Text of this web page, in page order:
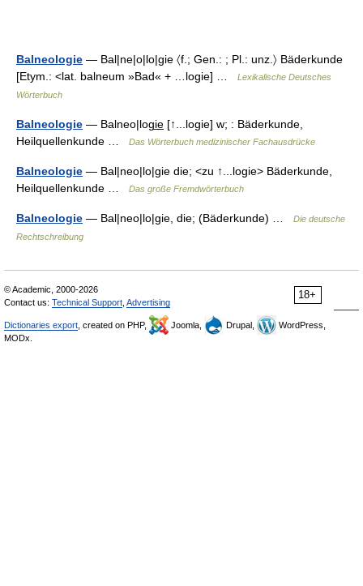
Balneologie — Bal|ne|o|lo|gie 〈f.; Gen.: ; Pl.: unz.〉 Bäderkunde
[Etym.: <lat. balneum »Bad« + …logie] …
Lexikalische Deutsches
Wörterbuch
Balneologie — Balneo|logi̲e̲ [↑...logie] w; : Bäderkunde,
Heilquellenkunde …
Das Wörterbuch medizinischer Fachausdrücke
Balneologie — Bal|neo|lo|gie die; <zu ↑...logie> Bäderkunde,
Heilquellenkunde …
Das große Fremdwörterbuch
Balneologie — Bal|neo|lo|gie, die; (Bäderkunde) …
Die deutsche
Rechtschreibung
18+
© Academic, 2000-2026
Contact us: Technical Support Advertising
Dictionaries export , created on PHP, Joomla, Drupal,
WordPress,
MODx.